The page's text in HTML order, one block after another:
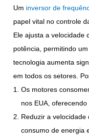
Um inversor de
papel vital no controle
Ele ajusta a velocidade
potência, permitindo
tecnologia aumenta
em todos os setores.
Os motores
nos EUA,
Reduzir a
consumo de energia